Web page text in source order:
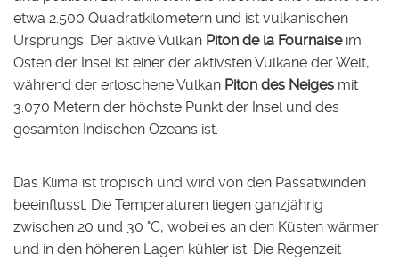
etwa 2.500 Quadratkilometern und ist vulkanischen
Ursprungs. Der aktive Vulkan Piton de la Fournaiseim
Osten der Insel ist einer der aktivsten Vulkane der Welt,
während der erloschene Vulkan Piton des Neiges mit
3.070 Metern der höchste Punkt der Insel und des
gesamten Indischen Ozeans ist.
Das Klima ist tropisch und wird von den Passatwinden
beeinflusst. Die Temperaturen liegen ganzjährig
zwischen 20 und 30 °C, wobei es an den Küsten wärmer
und in den höheren Lagen kühler ist. Die Regenzeit